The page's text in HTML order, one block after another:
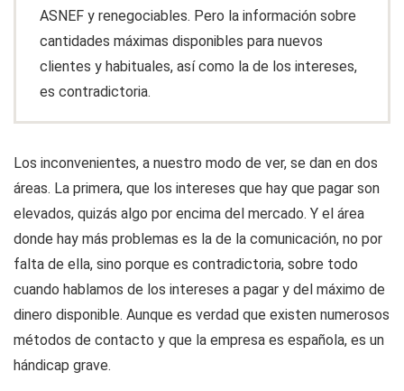
ASNEF y renegociables. Pero la información sobre
cantidades máximas disponibles para nuevos
clientes y habituales, así como la de los intereses,
es contradictoria.
Los inconvenientes, a nuestro modo de ver, se dan en dos
áreas. La primera, que los intereses que hay que pagar son
elevados, quizás algo por encima del mercado. Y el área
donde hay más problemas es la de la comunicación, no por
falta de ella, sino porque es contradictoria, sobre todo
cuando hablamos de los intereses a pagar y del máximo de
dinero disponible. Aunque es verdad que existen numerosos
métodos de contacto y que la empresa es española, es un
hándicap grave.